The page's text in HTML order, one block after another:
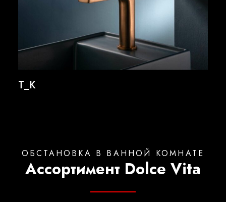
T_K
ОБСТАНОВКА В ВАННОЙ КОМНАТЕ
Ассортимент Dolce Vita